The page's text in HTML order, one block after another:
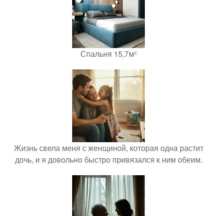
Спальня 15,7м²
Жизнь свела меня с женщиной, которая одна растит
дочь, и я довольно быстро привязался к ним обеим.